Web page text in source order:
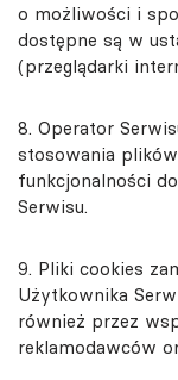
o możliwości i
dostępne są w
(przeglądarki
8. Operator
stosowania
funkcjonalności
Serwisu.
9. Pliki cookies
Użytkownika
również przez
reklamodawców